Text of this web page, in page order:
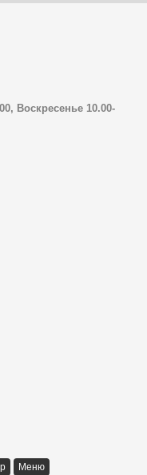
Воскресенье 10.00-
Меню